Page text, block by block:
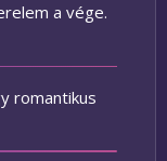
a vége.
romantikus